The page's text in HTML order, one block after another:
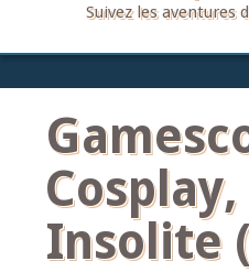
Suivez les aventures
Insolite